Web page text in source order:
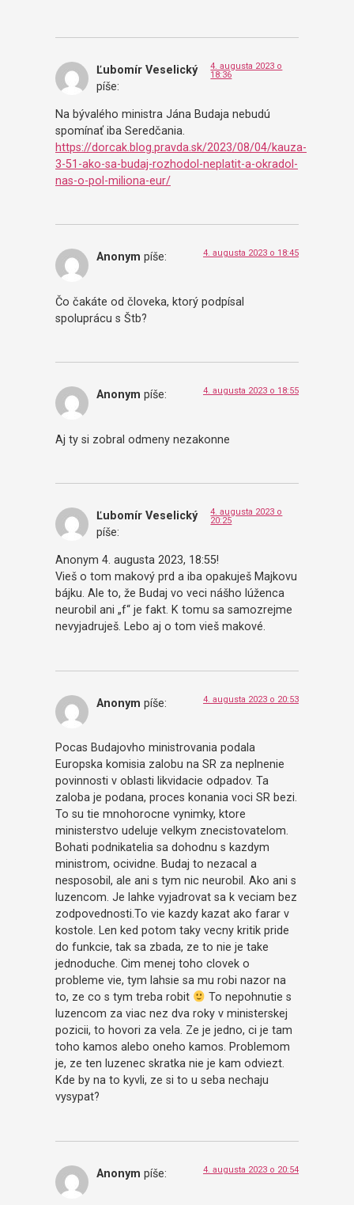
Ľubomír Veselický
píše:
4. augusta 2023 o
18:36
Na bývalého ministra Jána Budaja nebudú
spomínať iba Seredčania.
https://dorcak.blog.pravda.sk/2023/08/04/kauza-
3-51-ako-sa-budaj-rozhodol-neplatit-a-okradol-
nas-o-pol-miliona-eur/
Anonym píše: 4. augusta 2023 o 18:45
Čo čakáte od človeka, ktorý podpísal
spoluprácu s Štb?
Anonym píše: 4. augusta 2023 o 18:55
Aj ty si zobral odmeny nezakonne
Ľubomír Veselický
píše:
4. augusta 2023 o
20:25
Anonym 4. augusta 2023, 18:55!
Vieš o tom makový prd a iba opakuješ Majkovu
bájku. Ale to, že Budaj vo veci nášho lúženca
neurobil ani „f“ je fakt. K tomu sa samozrejme
nevyjadruješ. Lebo aj o tom vieš makové.
Anonym píše: 4. augusta 2023 o 20:53
Pocas Budajovho ministrovania podala
Europska komisia zalobu na SR za neplnenie
povinnosti v oblasti likvidacie odpadov. Ta
zaloba je podana, proces konania voci SR bezi.
To su tie mnohorocne vynimky, ktore
ministerstvo udeluje velkym znecistovatelom.
Bohati podnikatelia sa dohodnu s kazdym
ministrom, ocividne. Budaj to nezacal a
nesposobil, ale ani s tym nic neurobil. Ako ani s
luzencom. Je lahke vyjadrovat sa k veciam bez
zodpovednosti.To vie kazdy kazat ako farar v
kostole. Len ked potom taky vecny kritik pride
do funkcie, tak sa zbada, ze to nie je take
jednoduche. Cim menej toho clovek o
probleme vie, tym lahsie sa mu robi nazor na
to, ze co s tym treba robit
To nepohnutie s
luzencom za viac nez dva roky v ministerskej
pozicii, to hovori za vela. Ze je jedno, ci je tam
toho kamos alebo oneho kamos. Problemom
je, ze ten luzenec skratka nie je kam odviezt.
Kde by na to kyvli, ze si to u seba nechaju
vysypat?
Anonym píše: 4. augusta 2023 o 20:54